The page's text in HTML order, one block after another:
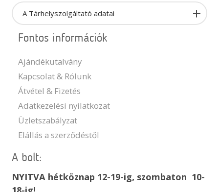
A Tárhelyszolgáltató adatai
Fontos információk
Ajándékutalvány
Kapcsolat & Rólunk
Átvétel & Fizetés
Adatkezelési nyilatkozat
Üzletszabályzat
Elállás a szerződéstől
A bolt:
NYITVA hétköznap 12-19-ig, szombaton 10-